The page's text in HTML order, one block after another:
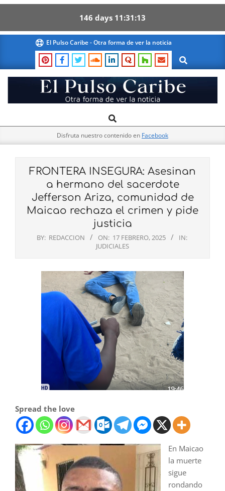
146 days 11 31 12
content
El Pulso Caribe - Otra forma de ver la noticia
Search
El
Pulso
Navigation
Search
Disfruta nuestro contenido en Facebook
FRONTERA INSEGURA: Asesinan
a hermano del sacerdote
Jefferson Ariza, comunidad de
Maicao rechaza el crimen y pide
justicia
BY: REDACCION ON: 17 FEBRERO, 2025
IN:
JUDICIALES
Spread the love
En Maicao
la muerte
sigue
rondando